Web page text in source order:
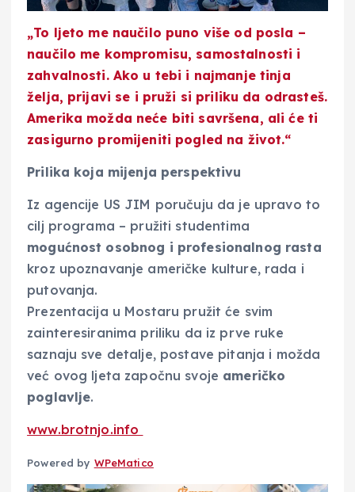
„To ljeto me naučilo puno više od posla –
naučilo me kompromisu, samostalnosti i
zahvalnosti. Ako u tebi i najmanje tinja
želja, prijavi se i pruži si priliku da odrasteš.
Amerika možda neće biti savršena, ali će ti
zasigurno promijeniti pogled na život.“
Prilika koja mijenja perspektivu
Iz agencije US JIM poručuju da je upravo to
cilj programa – pružiti studentima
mogućnost osobnog i profesionalnog rasta
kroz upoznavanje američke kulture, rada i
putovanja.
Prezentacija u Mostaru pružit će svim
zainteresiranima priliku da iz prve ruke
saznaju sve detalje, postave pitanja i možda
već ovog ljeta započnu svoje američko
poglavlje.
www.brotnjo.info
Powered by WPeMatico